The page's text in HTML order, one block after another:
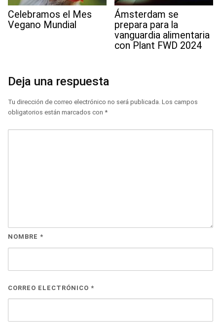
Celebramos el Mes
Vegano Mundial
Ámsterdam se
prepara para la
vanguardia alimentaria
con Plant FWD 2024
Deja una respuesta
Tu dirección de correo electrónico no será publicada. Los campos
obligatorios están marcados con *
NOMBRE *
CORREO ELECTRÓNICO *